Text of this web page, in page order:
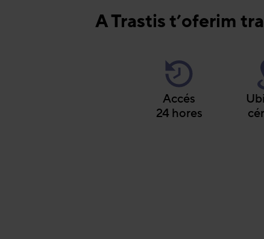
A Trastis t’oferim
Accés
24 hores